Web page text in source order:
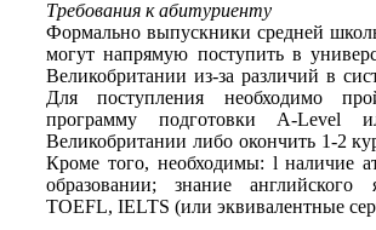
Требования к абитуриенту
Формально выпускники средней
могут напрямую поступить в
Великобритании из-за различий в
Для поступления необходимо
программу подготовки A-Level
Великобритании либо окончить 1-2
Кроме того, необходимы: l наличие
образовании; знание
TOEFL, IELTS (или эквивалентные